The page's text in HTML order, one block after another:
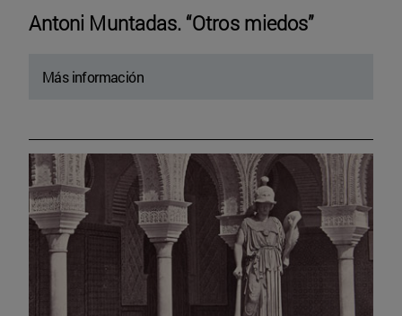
Antoni Muntadas. “Otros miedos”
Más información